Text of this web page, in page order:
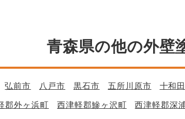
青森県の他の外壁
弘前市 八戸市 黒石市 五所川原市 十和
郡外ヶ浜町 西津軽郡鰺ヶ沢町 西津軽郡深